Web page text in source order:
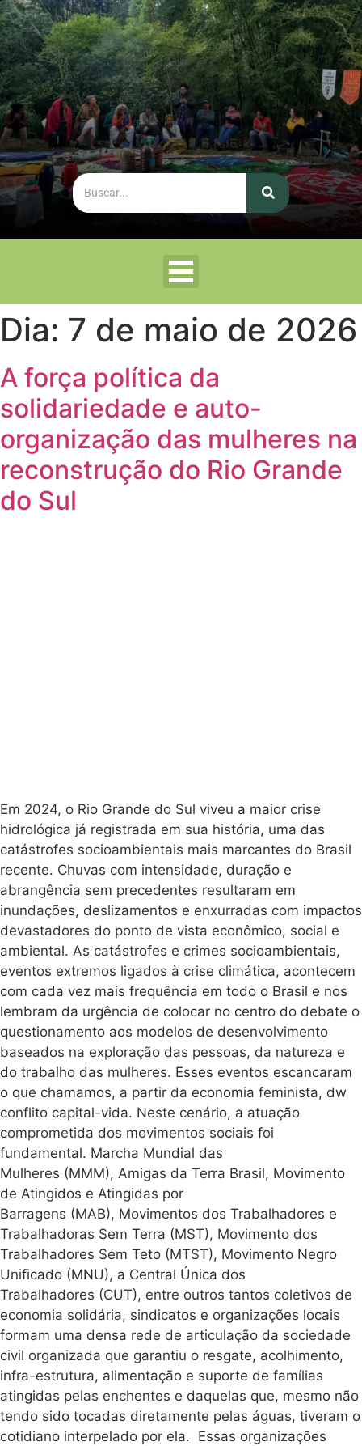
Dia: 7 de maio de 2026
A força política da
solidariedade e auto-
organização das mulheres na
reconstrução do Rio Grande
do Sul
Em 2024, o Rio Grande do Sul viveu a maior crise
hidrológica já registrada em sua história, uma das
catástrofes socioambientais mais marcantes do Brasil
recente. Chuvas com intensidade, duração e
abrangência sem precedentes resultaram em
inundações, deslizamentos e enxurradas com impactos
devastadores do ponto de vista econômico, social e
ambiental. As catástrofes e crimes socioambientais,
eventos extremos ligados à crise climática, acontecem
com cada vez mais frequência em todo o Brasil e nos
lembram da urgência de colocar no centro do debate o
questionamento aos modelos de desenvolvimento
baseados na exploração das pessoas, da natureza e
do trabalho das mulheres. Esses eventos escancaram
o que chamamos, a partir da economia feminista, dw
conflito capital-vida. Neste cenário, a atuação
comprometida dos movimentos sociais foi
fundamental. Marcha Mundial das
Mulheres (MMM), Amigas da Terra Brasil, Movimento
de Atingidos e Atingidas por
Barragens (MAB), Movimentos dos Trabalhadores e
Trabalhadoras Sem Terra (MST), Movimento dos
Trabalhadores Sem Teto (MTST), Movimento Negro
Unificado (MNU), a Central Única dos
Trabalhadores (CUT), entre outros tantos coletivos de
economia solidária, sindicatos e organizações locais
formam uma densa rede de articulação da sociedade
civil organizada que garantiu o resgate, acolhimento,
infra-estrutura, alimentação e suporte de famílias
atingidas pelas enchentes e daquelas que, mesmo não
tendo sido tocadas diretamente pelas águas, tiveram o
cotidiano interpelado por ela. Essas organizações